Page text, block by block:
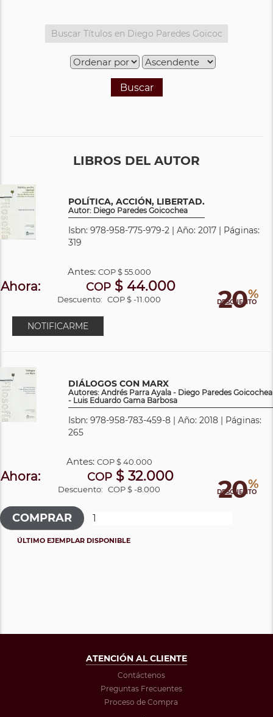
Buscar
LIBROS DEL AUTOR
POLÍTICA, ACCIÓN, LIBERTAD.
Autor: Diego Paredes Goicochea
Isbn: 978-958-775-979-2 | Año: 2017 | Páginas:
319
20%
DESCUENTO
Antes: COP$ 55.000
Ahora: COP$ 44.000
Descuento: COP $ -11.000
NOTIFICARME
DIÁLOGOS CON MARX
Autores: Andrés Parra Ayala - Diego Paredes Goicochea
- Luis Eduardo Gama Barbosa
Isbn: 978-958-783-459-8 | Año: 2018 | Páginas:
265
20%
DESCUENTO
Antes: COP$ 40.000
Ahora: COP $ 32.000
Descuento: COP $ -8.000
ÚLTIMO EJEMPLAR DISPONIBLE
ATENCIÓN AL CLIENTE
Contáctenos
Preguntas Frecuentes
Proceso de Compra